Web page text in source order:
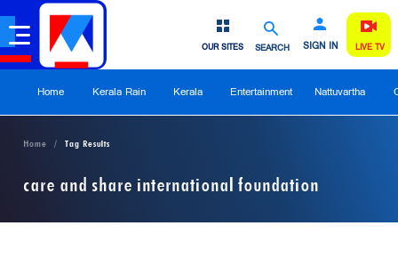
SEARCH SIGN IN
OUR SITES LIVE TV
Home Kerala Rain Kerala Entertainment Nattuvartha
Home Tag Results
care and share international foundation